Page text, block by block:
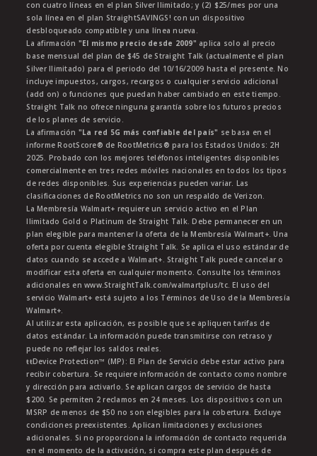
con cuatro líneas en el plan Silver Ilimitado; y (2) $25/mes por una
sola línea en el plan StraightSAVINGS! con un dispositivo
desbloqueado compatible y una línea nueva.
La afirmación "El mismo precio desde 2009" aplica solo al precio
base mensual del plan de $45 de Straight Talk (actualmente el plan
Silver Ilimitado) para el periodo del 10/16/2009 hasta el presente. No
incluye impuestos, cargos, recargos o cualquier servicio adicional
(add on) o funciones que puedan haber cambiado en este tiempo.
Straight Talk no ofrece ninguna garantía sobre los futuros precios
de los planes de servicio.
La afirmación "La red 5G más confiable del país" se basa en el
informe RootScore® de RootMetrics® para los Estados Unidos: 2H
2025. Probado con los mejores teléfonos inteligentes disponibles
comercialmente en tres redes móviles nacionales en todos los tipos
de redes disponibles. Sus experiencias pueden variar. Las
clasificaciones de RootMetrics no son un respaldo de Verizon.
La Membresía Walmart+ requiere un servicio activo en el Plan
Ilimitado Gold o Platinum de Straight Talk. Debe permanecer en un
plan elegible para mantener la oferta de la Membresía Walmart+. Una
oferta por cuenta elegible Straight Talk. Se aplica el uso estándar de
datos cuando se accede a Walmart+. Straight Talk puede cancelar o
modificar esta oferta en cualquier momento. Consulte los términos
adicionales en www.StraightTalk.com/walmartplus/tc. El uso del
servicio Walmart+ está sujeto a los Términos de Uso de la Membresía
Walmart+.
Al utilizar esta aplicación, es posible que se apliquen tarifas de
datos estándar. La información puede transmitirse con retraso y
puede no reflejar los saldos reales.
ŧŧDevice Protection™ (MP): El Plan de Servicio debe estar activo para
recibir cobertura. Se requiere información de contacto como nombre
y dirección para activarlo. Se aplican cargos de servicio de hasta
$200. Se permiten 2 reclamos en 24 meses. Los dispositivos con un
MSRP de menos de $50 no son elegibles para la cobertura. Excluye
condiciones preexistentes. Aplican limitaciones y exclusiones
adicionales. Si no proporciona la información de contacto requerida
en el momento de la activación, si compra este plan después de